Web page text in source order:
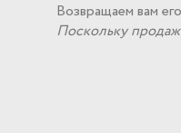
Возвращаем вам
Поскольку